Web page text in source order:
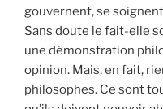
gouvernent, se
Sans doute le fait-elle
une démonstration
opinion. Mais, en fait,
philosophes. Ce sont